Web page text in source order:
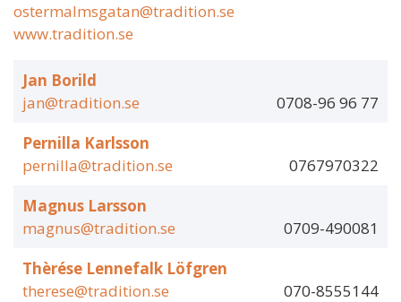
ostermalmsgatan@tradition.se
www.tradition.se
Jan Borild
jan@tradition.se
0708-96 96 77
Pernilla Karlsson
pernilla@tradition.se
0767970322
Magnus Larsson
magnus@tradition.se
0709-490081
Thèrése Lennefalk Löfgren
therese@tradition.se
070-8555144